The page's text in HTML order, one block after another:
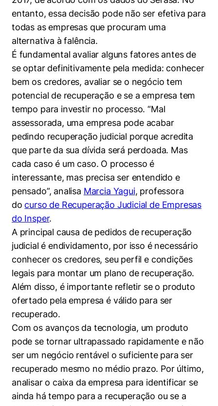
Engenharia de Produção
Engenharia Mecânica
Engenharia Mecatrônica
Direito
Economia
Negócios
Políticas Públicas
Sustentabilidade
Tecnologia e Dados
Comitê de Ética em Pesquisa
Ouvidoria
Portal da Privacidade
entanto, essa decisão pode não ser efetiva para
todas as empresas que procuram uma
alternativa à falência.
É fundamental avaliar alguns fatores antes de
se optar definitivamente pela medida: conhecer
bem os credores, avaliar se o negócio tem
potencial de recuperação e se a empresa tem
tempo para investir no processo. “Mal
assessorada, uma empresa pode acabar
pedindo recuperação judicial porque acredita
que parte da sua dívida será perdoada. Mas
cada caso é um caso. O processo é
interessante, mas precisa ser entendido e
pensado”, analisa Marcia Yagui, professora
do curso de Recuperação Judicial de Empresas
do Insper.
A principal causa de pedidos de recuperação
judicial é endividamento, por isso é necessário
conhecer os credores, seu perfil e condições
legais para montar um plano de recuperação.
Além disso, é importante refletir se o produto
ofertado pela empresa é válido para ser
recuperado.
Com os avanços da tecnologia, um produto
pode se tornar ultrapassado rapidamente e não
ser um negócio rentável o suficiente para ser
recuperado mesmo no médio prazo. Por último,
analisar o caixa da empresa para identificar se
ainda há tempo para a recuperação ou se a